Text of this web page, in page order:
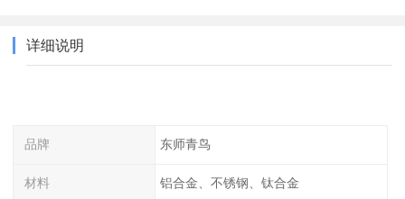
详细说明
品牌 东师青鸟
材料 铝合金、不锈钢、钛合金